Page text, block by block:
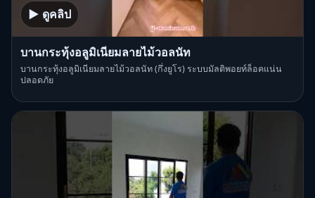
▶ ดูคลิป
บานกระทุ้งอลูมิเนียมลายไม้วอลนัท
บานกระทุ้งอลูมิเนียมลายไม้วอลนัท (กึ่งยูโร) ระบบมัลติพอยท์ล็อคแน่น
ปลอดภัย